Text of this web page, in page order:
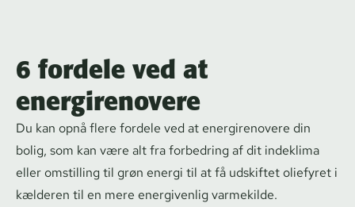
6 fordele ved at
energirenovere
Du kan opnå flere fordele ved at energirenovere din
bolig, som kan være alt fra forbedring af dit indeklima
eller omstilling til grøn energi til at få udskiftet oliefyret i
kælderen til en mere energivenlig varmekilde.